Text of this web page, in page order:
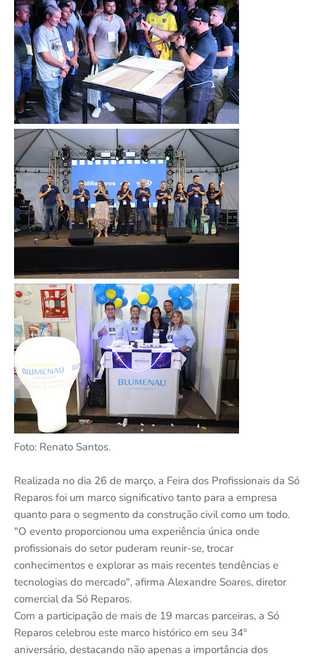
Foto: Renato Santos.
Realizada no dia 26 de março, a Feira dos Profissionais da Só
Reparos foi um marco significativo tanto para a empresa
quanto para o segmento da construção civil como um todo.
"O evento proporcionou uma experiência única onde
profissionais do setor puderam reunir-se, trocar
conhecimentos e explorar as mais recentes tendências e
tecnologias do mercado", afirma Alexandre Soares, diretor
comercial da Só Reparos.
Com a participação de mais de 19 marcas parceiras, a Só
Reparos celebrou este marco histórico em seu 34º
aniversário, destacando não apenas a importância dos